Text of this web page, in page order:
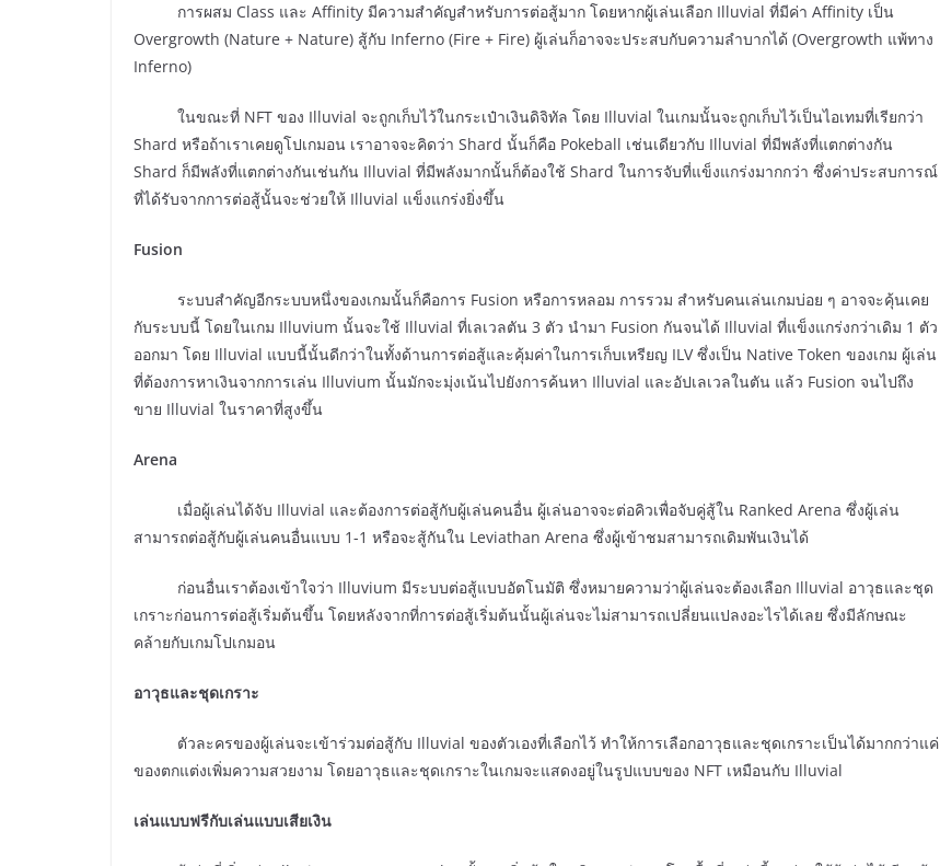
การผสม Class และ Affinity มีความสำคัญสำหรับการต่อสู้มาก โดยหากผู้เล่นเลือก Illuvial ที่มีค่า Affinity เป็น
Overgrowth (Nature + Nature) สู้กับ Inferno (Fire + Fire) ผู้เล่นก็อาจจะประสบกับความลำบากได้ (Overgrowth แพ้ทาง
Inferno)
ในขณะที่ NFT ของ Illuvial จะถูกเก็บไว้ในกระเป๋าเงินดิจิทัล โดย Illuvial ในเกมนั้นจะถูกเก็บไว้เป็นไอเทมที่เรียกว่า
Shard หรือถ้าเราเคยดูโปเกมอน เราอาจจะคิดว่า Shard นั้นก็คือ Pokeball เช่นเดียวกับ Illuvial ที่มีพลังที่แตกต่างกัน
Shard ก็มีพลังที่แตกต่างกันเช่นกัน Illuvial ที่มีพลังมากนั้นก็ต้องใช้ Shard ในการจับที่แข็งแกร่งมากกว่า ซึ่งค่าประสบการณ์
ที่ได้รับจากการต่อสู้นั้นจะช่วยให้ Illuvial แข็งแกร่งยิ่งขึ้น
Fusion
ระบบสำคัญอีกระบบหนึ่งของเกมนั้นก็คือการ Fusion หรือการหลอม การรวม สำหรับคนเล่นเกมบ่อย ๆ อาจจะคุ้นเคย
กับระบบนี้ โดยในเกม Illuvium นั้นจะใช้ Illuvial ที่เลเวลตัน 3 ตัว นำมา Fusion กันจนได้ Illuvial ที่แข็งแกร่งกว่าเดิม 1 ตัว
ออกมา โดย Illuvial แบบนี้นั้นดีกว่าในทั้งด้านการต่อสู้และคุ้มค่าในการเก็บเหรียญ ILV ซึ่งเป็น Native Token ของเกม ผู้เล่น
ที่ต้องการหาเงินจากการเล่น Illuvium นั้นมักจะมุ่งเน้นไปยังการค้นหา Illuvial และอัปเลเวลในตัน แล้ว Fusion จนไปถึง
ขาย Illuvial ในราคาที่สูงขึ้น
Arena
เมื่อผู้เล่นได้จับ Illuvial และต้องการต่อสู้กับผู้เล่นคนอื่น ผู้เล่นอาจจะต่อคิวเพื่อจับคู่สู้ใน Ranked Arena ซึ่งผู้เล่น
สามารถต่อสู้กับผู้เล่นคนอื่นแบบ 1-1 หรือจะสู้กันใน Leviathan Arena ซึ่งผู้เข้าชมสามารถเดิมพันเงินได้
ก่อนอื่นเราต้องเข้าใจว่า Illuvium มีระบบต่อสู้แบบอัตโนมัติ ซึ่งหมายความว่าผู้เล่นจะต้องเลือก Illuvial อาวุธและชุด
เกราะก่อนการต่อสู้เริ่มต้นขึ้น โดยหลังจากที่การต่อสู้เริ่มต้นนั้นผู้เล่นจะไม่สามารถเปลี่ยนแปลงอะไรได้เลย ซึ่งมีลักษณะ
คล้ายกับเกมโปเกมอน
อาวุธและชุดเกราะ
ตัวละครของผู้เล่นจะเข้าร่วมต่อสู้กับ Illuvial ของตัวเองที่เลือกไว้ ทำให้การเลือกอาวุธและชุดเกราะเป็นได้มากกว่าแค่
ของตกแต่งเพิ่มความสวยงาม โดยอาวุธและชุดเกราะในเกมจะแสดงอยู่ในรูปแบบของ NFT เหมือนกับ Illuvial
เล่นแบบฟรีกับเล่นแบบเสียเงิน